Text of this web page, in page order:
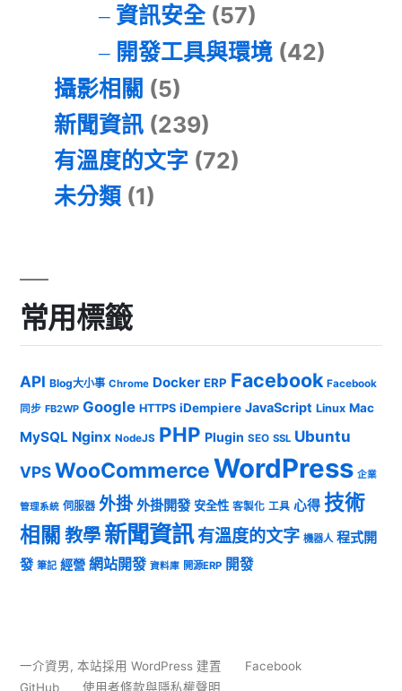
資訊安全(57)
開發工具與環境(42)
攝影相關 (5)
新聞資訊 (239)
有溫度的文字 (72)
未分類 (1)
常用標籤
API Blog大小事 Chrome Docker ERP Facebook Facebook
同步 FB2WP Google HTTPS iDempiere JavaScript Linux Mac
MySQL Nginx NodeJS PHP Plugin SEO SSL Ubuntu
VPSWooCommerceWordPress 企業
管理系統 伺服器 外掛 外掛開發 安全性 客製化 工具 心得 技術
相關 教學 新聞資訊有溫度的文字 機器人 程式開
發 筆記 經營 網站開發 資料庫 開源ERP 開發
一介資男, 本站採用 WordPress 建置
Facebook
GitHub
使用者條款與隱私權聲明